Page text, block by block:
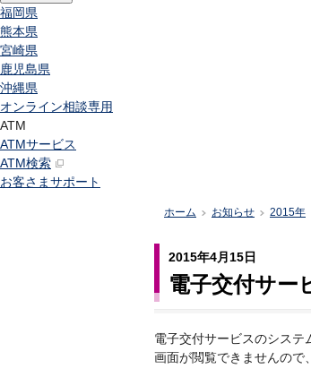
福岡県
熊本県
宮崎県
鹿児島県
沖縄県
オンライン相談専用
ATM
ATMサービス
ATM検索
お客さまサポート
ホーム >お知らせ >2015年
2015年4月15日
電子交付サー
電子交付サービスのシス
画面が閲覧できませんので